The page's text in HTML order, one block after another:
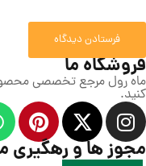
فروشگاه ما
ماه رول مرجع تخصصی
کنید.
مجوز ها و رهگیری